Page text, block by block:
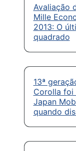
Avaliação
Mille
2013: O
quadrado
13ª
Corolla foi
Japan
quando